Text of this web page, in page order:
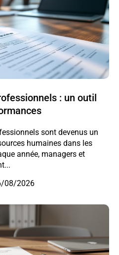
: un outil
sont devenus un
humaines dans les
année, managers et
08/2026